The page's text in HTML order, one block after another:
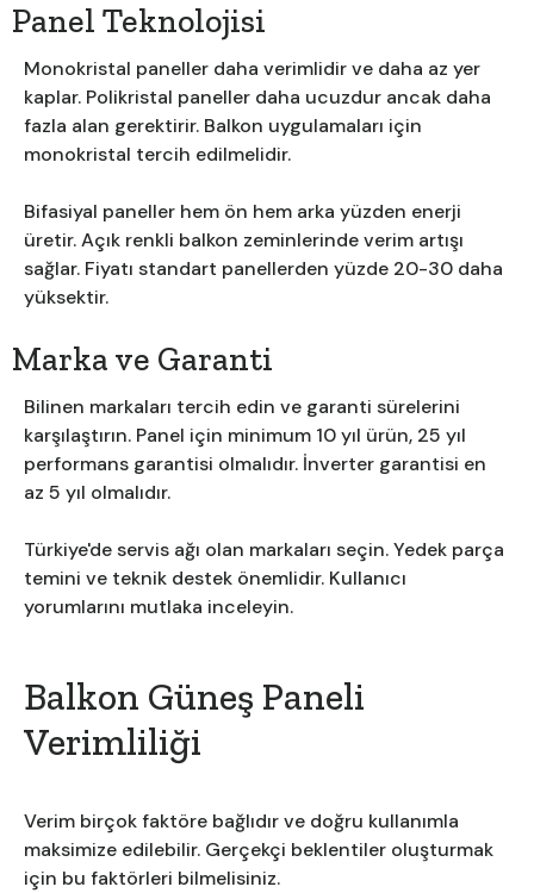
Panel Teknolojisi
Monokristal paneller daha verimlidir ve daha az yer
kaplar. Polikristal paneller daha ucuzdur ancak daha
fazla alan gerektirir. Balkon uygulamaları için
monokristal tercih edilmelidir.
Bifasiyal paneller hem ön hem arka yüzden enerji
üretir. Açık renkli balkon zeminlerinde verim artışı
sağlar. Fiyatı standart panellerden yüzde 20-30 daha
yüksektir.
Marka ve Garanti
Bilinen markaları tercih edin ve garanti sürelerini
karşılaştırın. Panel için minimum 10 yıl ürün, 25 yıl
performans garantisi olmalıdır. İnverter garantisi en
az 5 yıl olmalıdır.
Türkiye'de servis ağı olan markaları seçin. Yedek parça
temini ve teknik destek önemlidir. Kullanıcı
yorumlarını mutlaka inceleyin.
Balkon Güneş Paneli
Verimliliği
Verim birçok faktöre bağlıdır ve doğru kullanımla
maksimize edilebilir. Gerçekçi beklentiler oluşturmak
için bu faktörleri bilmelisiniz.